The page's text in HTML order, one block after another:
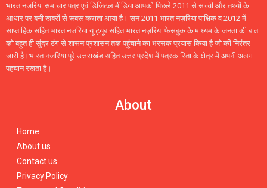
भारत नजरिया समाचार पत्र एवं डिजिटल मीडिया आपको पिछले 2011 से सच्ची और तथ्यों के
आधार पर बनी खबरों से रूबरू कराता आया है। सन 2011 भारत नज़रिया पाक्षिक व 2012 में
साप्ताहिक सहित भारत नजरिया यू ट्यूब सहित भारत नज़रिया फेसबुक के माध्यम के जनता की बात
को बहुत ही सुंदर ठंग से शासन प्रशासन तक पहुंचाने का भरसक प्रयास किया है जो की निरंतर
जारी है।भारत नजरिया पूरे उत्तराखंड सहित उत्तर प्रदेश में पत्रकारिता के क्षेत्र में अपनी अलग
पहचान रखता है।
About
Home
About us
Contact us
Privacy Policy